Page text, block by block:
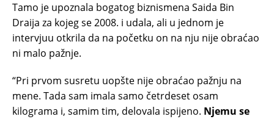
Tamo je upoznala bogatog biznismena Saida Bin
Draija za kojeg se 2008. i udala, ali u jednom je
intervjuu otkrila da na početku on na nju nije obraćao
ni malo pažnje.
“Pri prvom susretu uopšte nije obraćao pažnju na
mene. Tada sam imala samo četrdeset osam
kilograma i, samim tim, delovala ispijeno. Njemu se